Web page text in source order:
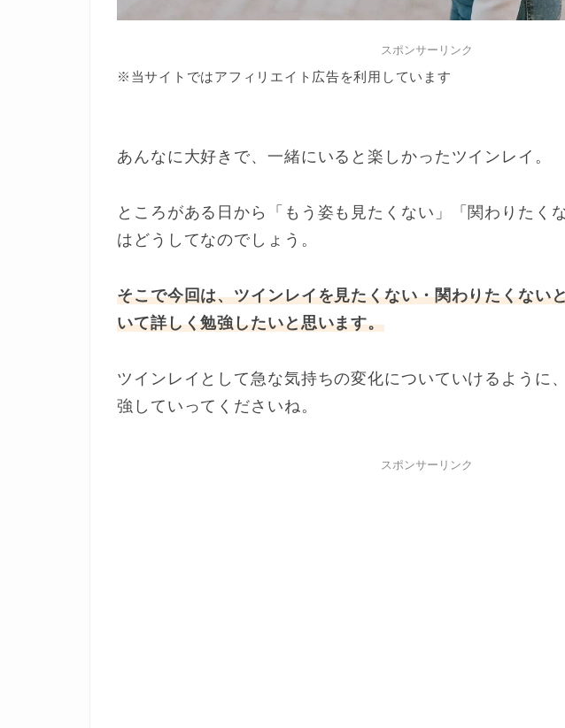
スポンサーリンク
※当サイトではアフィリエイト広告を利用しています
あんなに大好きで、一緒にいると楽しかったツインレイ。
ところがある日から「もう姿も見たくない」「関わりたく
はどうしてなのでしょう。
そこで今回は、ツインレイを見たくない・関わりたくない
いて詳しく勉強したいと思います。
ツインレイとして急な気持ちの変化についていけるように
強していってくださいね。
スポンサーリンク